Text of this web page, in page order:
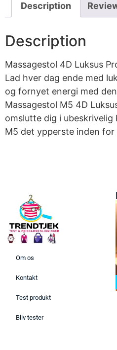
Description
Description
Massagestol 4D Luksus
Lad hver dag ende med
og fornyet energi med
Massagestol M5 4D
omslutte dig i
M5 det ypperste inden
Om os
Kontakt
Test produkt
Bliv tester
Bedste Saunatæppe 2025 –
Find de bedste produkter her!